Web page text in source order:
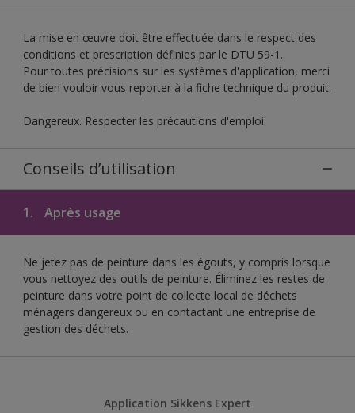
La mise en œuvre doit être effectuée dans le respect des
conditions et prescription définies par le DTU 59-1.
Pour toutes précisions sur les systèmes d'application, merci
de bien vouloir vous reporter à la fiche technique du produit.
Dangereux. Respecter les précautions d'emploi.
Conseils d’utilisation
1. Après usage
Ne jetez pas de peinture dans les égouts, y compris lorsque
vous nettoyez des outils de peinture. Éliminez les restes de
peinture dans votre point de collecte local de déchets
ménagers dangereux ou en contactant une entreprise de
gestion des déchets.
Application Sikkens Expert